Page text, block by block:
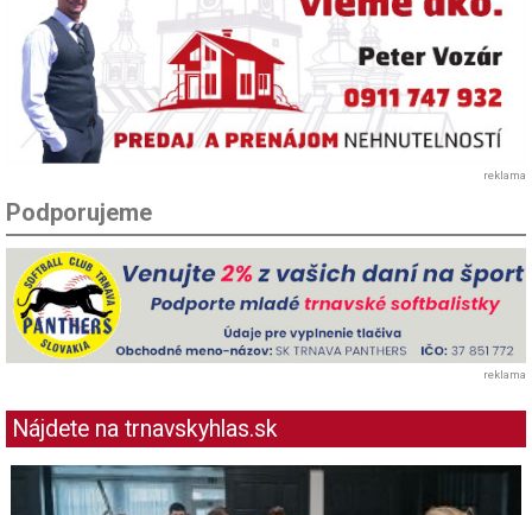
reklama
Podporujeme
reklama
Nájdete na trnavskyhlas.sk